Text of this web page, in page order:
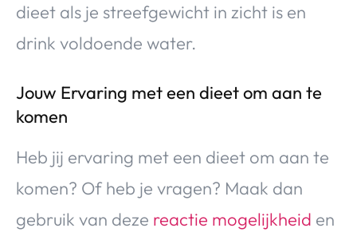
dieet als je streefgewicht in zicht is en
drink voldoende water.
Jouw Ervaring met een dieet om aan te
komen
Heb jij ervaring met een dieet om aan te
komen? Of heb je vragen? Maak dan
gebruik van deze reactie mogelijkheid en